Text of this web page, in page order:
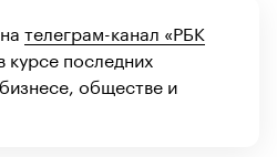
телеграм-канал «РБК
курсе последних
обществе и